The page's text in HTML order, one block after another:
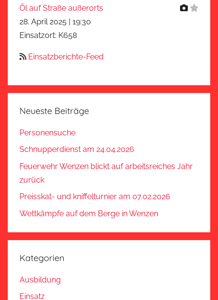
Öl auf Straße außerorts
28. April 2025 | 19:30
Einsatzort: K658
Einsatzberichte-Feed
Neueste Beiträge
Personensuche
Schnupperdienst am 24.04.2026
Feuerwehr Wenzen blickt auf arbeitsreiches Jahr
zurück
Preisskat- und kniffelturnier am 07.02.2026
Wettkämpfe auf dem Berge in Wenzen
Kategorien
Ausbildung
Einsatz